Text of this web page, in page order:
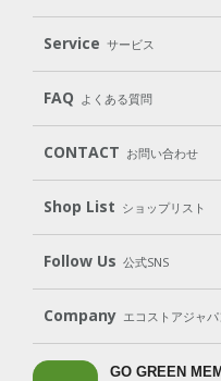
パッケージへのこ
Laundry
Cleaning
Body（ボディ） Hair（
Goods （グッズ）
Gift set
Service サービス
User Guide
FAQ よくある質問
CONTACT お問い合わせ
Shop List ショップリスト
Shop List
Follow Us 公式SNS
LINE＠
Company エコストアジャ
会社案内 ご利用
GO GREEN